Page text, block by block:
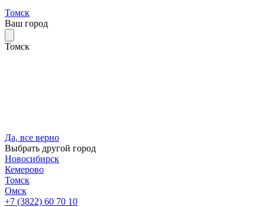
Томск
Ваш город
Томск
Да, все верно
Выбрать другой город
Новосибирск
Кемерово
Томск
Омск
+7 (3822) 60 70 10